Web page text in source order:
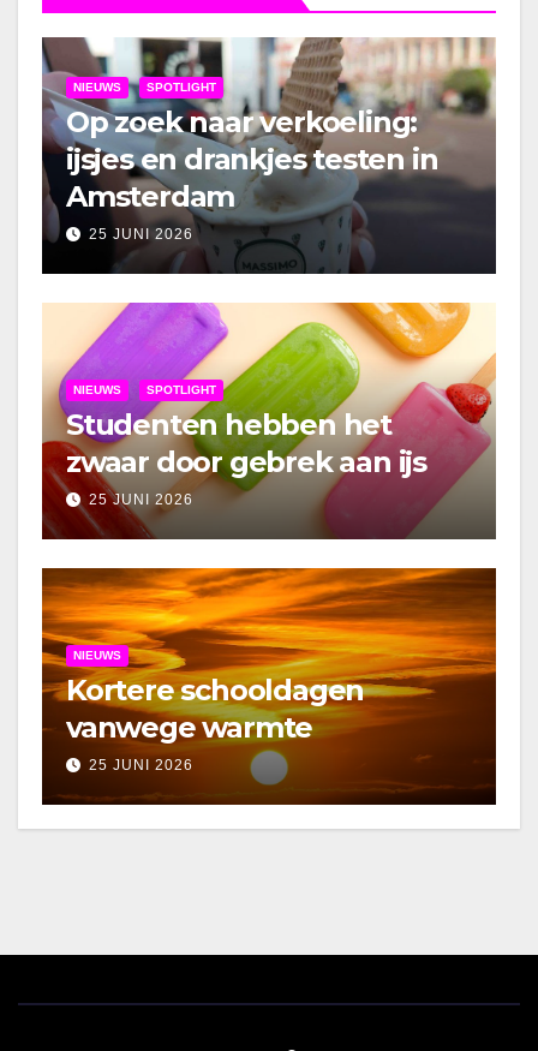
NIEUWS SPOTLIGHT
Op zoek naar verkoeling:
ijsjes en drankjes testen in
Amsterdam
25 JUNI 2026
NIEUWS SPOTLIGHT
Studenten hebben het
zwaar door gebrek aan ijs
25 JUNI 2026
NIEUWS
Kortere schooldagen
vanwege warmte
25 JUNI 2026